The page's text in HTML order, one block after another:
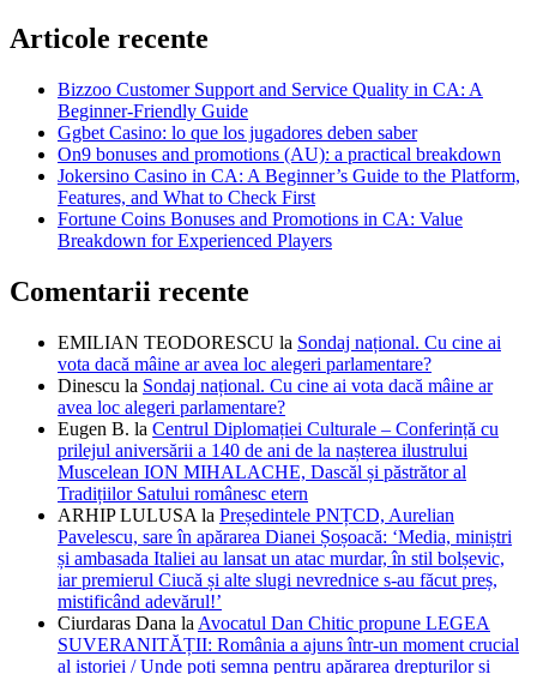
Articole recente
Bizzoo Customer Support and Service Quality in CA: A
Beginner-Friendly Guide
Ggbet Casino: lo que los jugadores deben saber
On9 bonuses and promotions (AU): a practical breakdown
Jokersino Casino in CA: A Beginner’s Guide to the Platform,
Features, and What to Check First
Fortune Coins Bonuses and Promotions in CA: Value
Breakdown for Experienced Players
Comentarii recente
EMILIAN TEODORESCU la Sondaj național. Cu cine ai
vota dacă mâine ar avea loc alegeri parlamentare?
Dinescu la Sondaj național. Cu cine ai vota dacă mâine ar
avea loc alegeri parlamentare?
Eugen B. la Centrul Diplomației Culturale – Conferință cu
prilejul aniversării a 140 de ani de la nașterea ilustrului
Muscelean ION MIHALACHE, Dascăl și păstrător al
Tradițiilor Satului românesc etern
ARHIP LULUSA la Președintele PNȚCD, Aurelian
Pavelescu, sare în apărarea Dianei Șoșoacă: ‘Media, miniștri
și ambasada Italiei au lansat un atac murdar, în stil bolșevic,
iar premierul Ciucă și alte slugi nevrednice s-au făcut preș,
mistificând adevărul!’
Ciurdaras Dana la Avocatul Dan Chitic propune LEGEA
SUVERANITĂȚII: România a ajuns într-un moment crucial
al istoriei / Unde poți semna pentru apărarea drepturilor și